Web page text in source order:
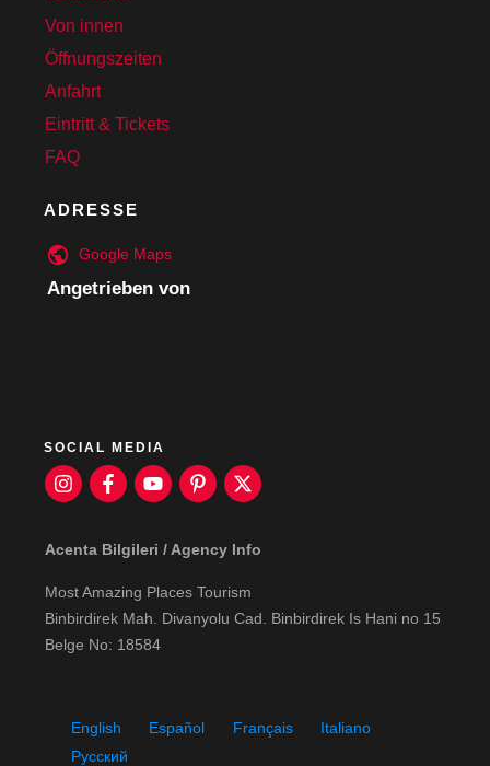
Von innen
Öffnungszeiten
Anfahrt
Eintritt & Tickets
FAQ
ADRESSE
Google Maps
Angetrieben von
SOCIAL MEDIA
Acenta Bilgileri / Agency Info
Most Amazing Places Tourism
Binbirdirek Mah. Divanyolu Cad. Binbirdirek Is Hani no 15
Belge No: 18584
English Español Français
Italiano
Русский